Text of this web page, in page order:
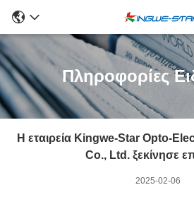
Πληροφορίες
Η εταιρεία Kingwe-Star Opto-
Co., Ltd. ξεκίνησε
2025-02-06